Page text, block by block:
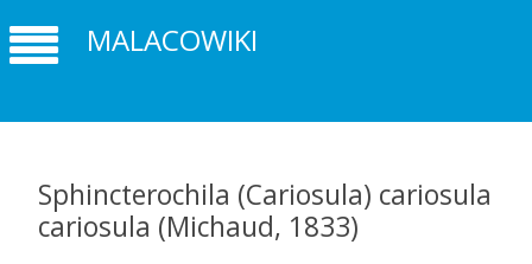
MALACOWIKI
Sphincterochila (Cariosula) cariosula
cariosula (Michaud, 1833)